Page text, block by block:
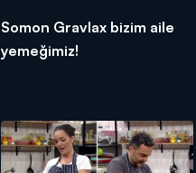
Somon Gravlax bizim aile
yemeğimiz!